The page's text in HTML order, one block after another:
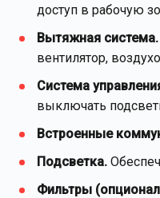
доступ в рабочую
Вытяжная система.
вентилятор,
Система
выключать
Встроенные
Подсветка.
Фильтры